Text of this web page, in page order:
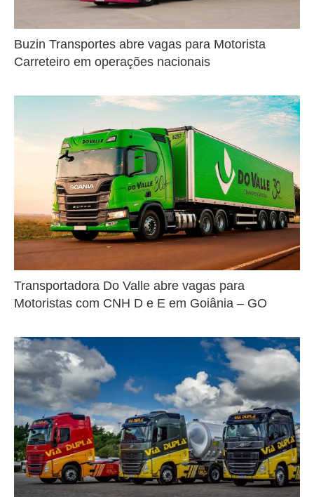
Buzin Transportes abre vagas para Motorista
Carreteiro em operações nacionais
Transportadora Do Valle abre vagas para
Motoristas com CNH D e E em Goiânia – GO